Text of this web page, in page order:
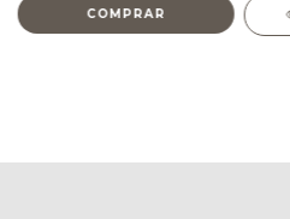
COMPRAR